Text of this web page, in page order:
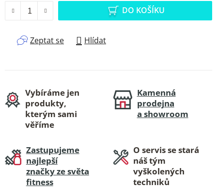
DO KOŠÍKU
Zeptat se Hlídat
Vybíráme jen
produkty,
kterým sami
věříme
Kamenná
prodejna
a showroom
Zastupujeme
najlepší
značky ze světa
fitness
O servis se stará
náš tým
vyškolených
techniků